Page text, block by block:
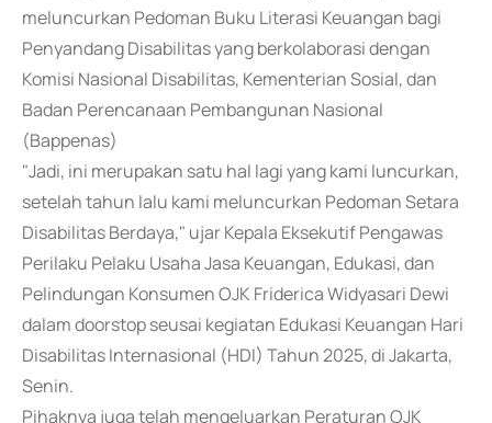
meluncurkan Pedoman Buku Literasi Keuangan bagi
Penyandang Disabilitas yang berkolaborasi dengan
Komisi Nasional Disabilitas, Kementerian Sosial, dan
Badan Perencanaan Pembangunan Nasional
(Bappenas)
"Jadi, ini merupakan satu hal lagi yang kami luncurkan,
setelah tahun lalu kami meluncurkan Pedoman Setara
Disabilitas Berdaya," ujar Kepala Eksekutif Pengawas
Perilaku Pelaku Usaha Jasa Keuangan, Edukasi, dan
Pelindungan Konsumen OJK Friderica Widyasari Dewi
dalam doorstop seusai kegiatan Edukasi Keuangan Hari
Disabilitas Internasional (HDI) Tahun 2025, di Jakarta,
Senin.
Pihaknya juga telah mengeluarkan Peraturan OJK